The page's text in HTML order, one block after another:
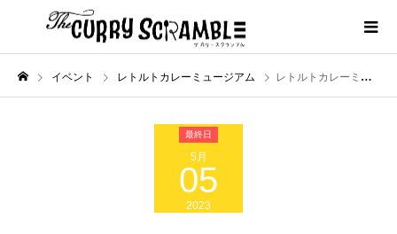
イベント レトルトカレーミュージアム レトルトカレーミュージアム｜三井アウトレットパーク滋賀竜王｜2023年5月
5月
05
2023